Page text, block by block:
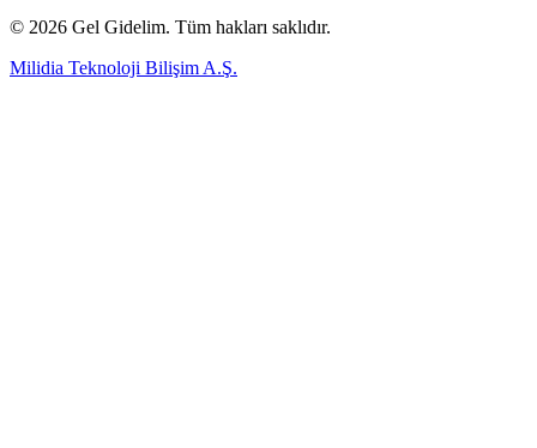
© 2026 Gel Gidelim. Tüm hakları saklıdır.
Milidia Teknoloji Bilişim A.Ş.